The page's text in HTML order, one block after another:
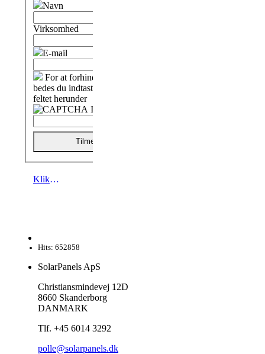
Navn
Virksomhed
E-mail
For at forhindre spam
bedes du indtaste tegnene i
feltet herunder
Tilmeld
Klik her hvis du ønsker at afmelde nyhedsbrevet
Hits: 652858
SolarPanels ApS
Christiansmindevej 12D
8660 Skanderborg
DANMARK
Tlf. +45 6014 3292
polle@solarpanels.dk